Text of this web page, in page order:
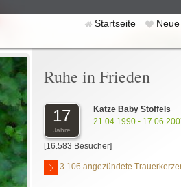
Startseite
Ruhe in Frieden
17
Jahre
Katze Baby Stoffels
21.04.1990 -
[16.583 Besucher]
3.106 angezündete